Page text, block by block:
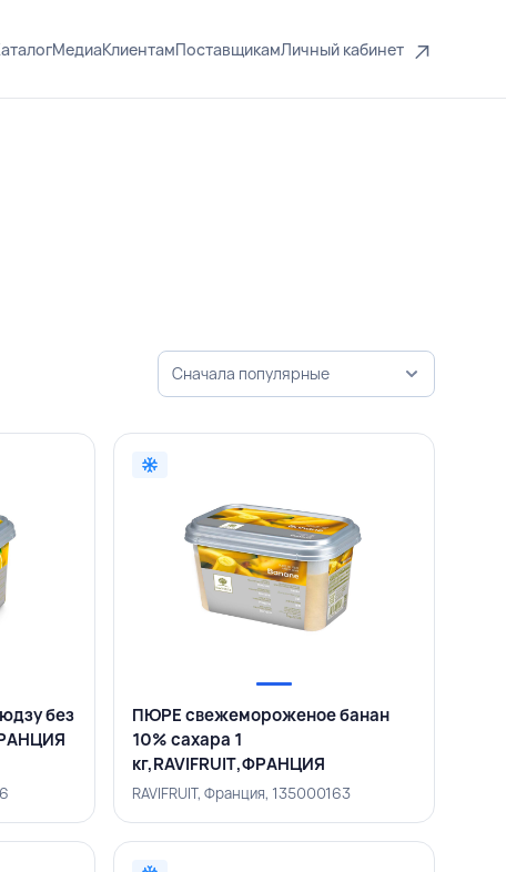
МедиаКлиентамПоставщикамЛичный кабинет
Сначала популярные
без
ПЮРЕ свежемороженое банан
10% сахара 1
кг,RAVIFRUIT,ФРАНЦИЯ
RAVIFRUIT, Франция, 135000163